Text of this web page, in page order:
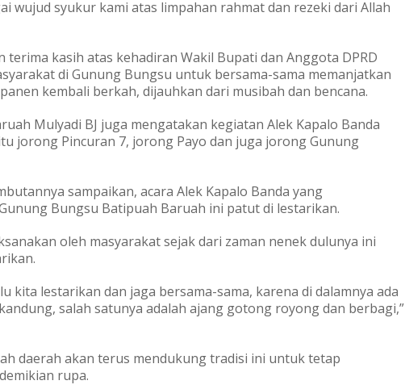
wujud syukur kami atas limpahan rahmat dan rezeki dari Allah
terima kasih atas kehadiran Wakil Bupati dan Anggota DPRD
di Gunung Bungsu untuk bersama-sama memanjatkan
kembali berkah, dijauhkan dari musibah dan bencana.
Mulyadi BJ juga mengatakan kegiatan Alek Kapalo Banda
jorong Pincuran 7, jorong Payo dan juga jorong Gunung
sampaikan, acara Alek Kapalo Banda yang
Bungsu Batipuah Baruah ini patut di lestarikan.
oleh masyarakat sejak dari zaman nenek dulunya ini
kita lestarikan dan jaga bersama-sama, karena di dalamnya ada
salah satunya adalah ajang gotong royong dan berbagi,”
daerah akan terus mendukung tradisi ini untuk tetap
rupa.